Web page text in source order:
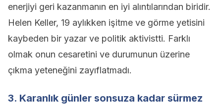
enerjiyi geri kazanmanın en iyi alıntılarından biridir.
Helen Keller, 19 aylıkken işitme ve görme yetisini
kaybeden bir yazar ve politik aktivistti. Farklı
olmak onun cesaretini ve durumunun üzerine
çıkma yeteneğini zayıflatmadı.
3. Karanlık günler sonsuza kadar sürmez